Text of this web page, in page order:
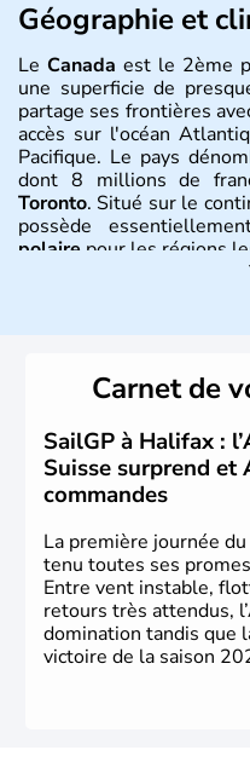
Géographie et
Le Canada est le 2ème
une superficie de
partage ses frontières
accès sur l'océan
Pacifique. Le pays
dont 8 millions de
Toronto. Situé sur le
possède
polaire pour les régions
territoire de la ville de
sous le contrôle des
pays a été obtenue au
étalé de 1867 à 1982.
aujourd'hui appelé
du XXème siècle lors
Nord.
Carnet de
SailGP à Halifax :
Suisse surprend et
commandes
La première journée
tenu toutes ses
Entre vent instable,
retours très attendus,
domination tandis que
victoire de la saison